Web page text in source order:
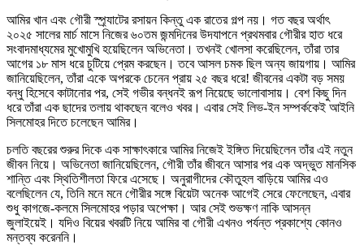
আমির খান এবং গৌরী স্প্র্যাটের রসায়ন কিন্তু এক রাতের গল্প নয়। গত বছর অর্থাৎ
২০২৫ সালের মার্চ মাসে নিজের ৬০তম জন্মদিনের উদযাপনে প্রথমবার গৌরীর হাত ধরে
সংবাদমাধ্যমের মুখোমুখি হয়েছিলেন অভিনেতা। তখনই খোলসা করেছিলেন, তাঁরা তার
আগের ১৮ মাস ধরে চুটিয়ে প্রেম করছেন। তবে আসল চমক ছিল অন্য জায়গায়। আমির
জানিয়েছিলেন, তাঁরা একে অপরকে চেনেন প্রায় ২৫ বছর ধরে! জীবনের একটা বড় সময়
বন্ধু হিসেবে কাটানোর পর, সেই গভীর বন্ধনই রূপ নিয়েছে ভালোবাসায়। বেশ কিছু দিন
ধরে তাঁরা এক ছাদের তলায় থাকছেন বলেও খবর। এবার সেই লিভ-ইন সম্পর্ককেই আইনি
সিলমোহর দিতে চলেছেন আমির।
চলতি বছরের শুরুর দিকে এক সাক্ষাৎকারে আমির নিজেই ইঙ্গিত দিয়েছিলেন তাঁর এই নতুন
জীবন নিয়ে। অভিনেতা জানিয়েছিলেন, গৌরী তাঁর জীবনে আসার পর এক অদ্ভুত মানসিক
শান্তি এবং স্থিতিশীলতা ফিরে এসেছে। অনুরাগীদের কৌতুহল বাড়িয়ে আমির এও
বলেছিলেন যে, তিনি মনে মনে গৌরীর সঙ্গে বিয়েটা অনেক আগেই সেরে ফেলেছেন, এবার
শুধু কাগজে-কলমে সিলমোহর পড়ার অপেক্ষা। আর সেই শুভক্ষণ নাকি আসন্ন
জুলাইয়েই। যদিও বিয়ের খবরটি নিয়ে আমির বা গৌরী এখনও পর্যন্ত প্রকাশ্যে কোনও
মন্তব্য করেননি।